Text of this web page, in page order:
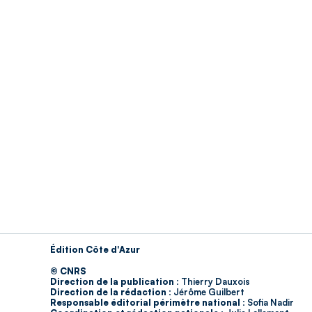
Édition Côte d'Azur
© CNRS
Direction de la publication : Thierry Dauxois
Direction de la rédaction : Jérôme Guilbert
Responsable éditorial périmètre national : Sofia Nadir